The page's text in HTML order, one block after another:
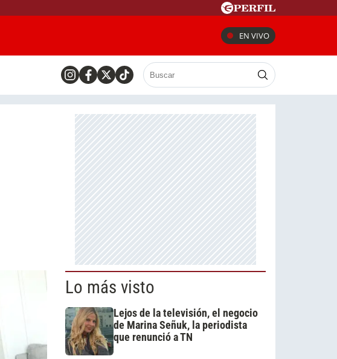
EN VIVO
Lo más visto
Lejos de la televisión, el negocio
de Marina Señuk, la periodista
que renunció a TN